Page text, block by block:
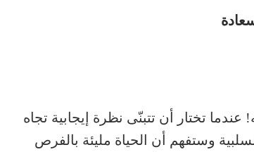
عندما تختار أن تتبنّى نظرة إيجابية تجاه
وستفهم أن الحياة مليئة بالفرص